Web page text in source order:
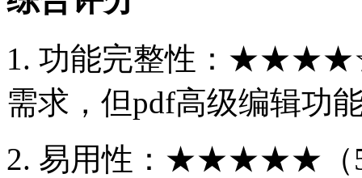
1. 功能完整性：★★★★☆
需求，但pdf高级编辑功
2. 易用性：★★★★★（5/